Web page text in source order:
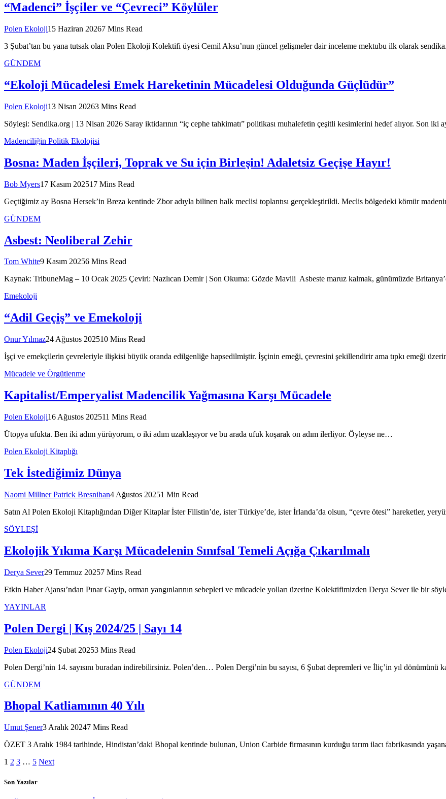
“Madenci” İşçiler ve “Çevreci” Köylüler
Polen Ekoloji15 Haziran 20267 Mins Read
3 Şubat’tan bu yana tutsak olan Polen Ekoloji Kolektifi üyesi Cemil Aksu’nun güncel gelişmeler dair inceleme mektubu ilk olarak
GÜNDEM
“Ekoloji Mücadelesi Emek Hareketinin Mücadelesi Olduğunda Güçlüdür”
Polen Ekoloji13 Nisan 20263 Mins Read
Söyleşi: Sendika.org | 13 Nisan 2026 Saray iktidarının “iç cephe tahkimatı” politikası muhalefetin çeşitli kesimlerini hedef alıyor. Son iki
Madenciliğin Politik Ekolojisi
Bosna: Maden İşçileri, Toprak ve Su için Birleşin! Adaletsiz Geçişe Hayır!
Bob Myers17 Kasım 202517 Mins Read
Geçtiğimiz ay Bosna Hersek’in Breza kentinde Zbor adıyla bilinen halk meclisi toplantısı gerçekleştirildi. Meclis bölgedeki kömür
GÜNDEM
Asbest: Neoliberal Zehir
Tom White9 Kasım 20256 Mins Read
Kaynak: TribuneMag – 10 Ocak 2025 Çeviri: Nazlıcan Demir | Son Okuma: Gözde Mavili Asbeste maruz kalmak, günümüzde
Emekoloji
“Adil Geçiş” ve Emekoloji
Onur Yılmaz24 Ağustos 202510 Mins Read
İşçi ve emekçilerin çevreleriyle ilişkisi büyük oranda edilgenliğe hapsedilmiştir. İşçinin emeği, çevresini şekillendirir ama tıpkı emeği
Mücadele ve Örgütlenme
Kapitalist/Emperyalist Madencilik Yağmasına Karşı Mücadele
Polen Ekoloji16 Ağustos 202511 Mins Read
Ütopya ufukta. Ben iki adım yürüyorum, o iki adım uzaklaşıyor ve bu arada ufuk koşarak on adım ilerliyor. Öyleyse ne…
Polen Ekoloji Kitaplığı
Tek İstediğimiz Dünya
Naomi Millner Patrick Bresnihan4 Ağustos 20251 Min Read
Satın Al Polen Ekoloji Kitaplığından Diğer Kitaplar İster Filistin’de, ister Türkiye’de, ister İrlanda’da olsun, “çevre ötesi” hareketler,
SÖYLEŞİ
Ekolojik Yıkıma Karşı Mücadelenin Sınıfsal Temeli Açığa Çıkarılmalı
Derya Sever29 Temmuz 20257 Mins Read
Etkin Haber Ajansı’ndan Pınar Gayip, orman yangınlarının sebepleri ve mücadele yolları üzerine Kolektifimizden Derya Sever ile bir
YAYINLAR
Polen Dergi | Kış 2024/25 | Sayı 14
Polen Ekoloji24 Şubat 20253 Mins Read
Polen Dergi’nin 14. sayısını buradan indirebilirsiniz. Polen’den… Polen Dergi’nin bu sayısı, 6 Şubat depremleri ve İliç’in yıl dönümünü
GÜNDEM
Bhopal Katliamının 40 Yılı
Umut Şener3 Aralık 20247 Mins Read
ÖZET 3 Aralık 1984 tarihinde, Hindistan’daki Bhopal kentinde bulunan, Union Carbide firmasının kurduğu tarım ilacı fabrikasında
1 2 3 … 5 Next
Son Yazılar